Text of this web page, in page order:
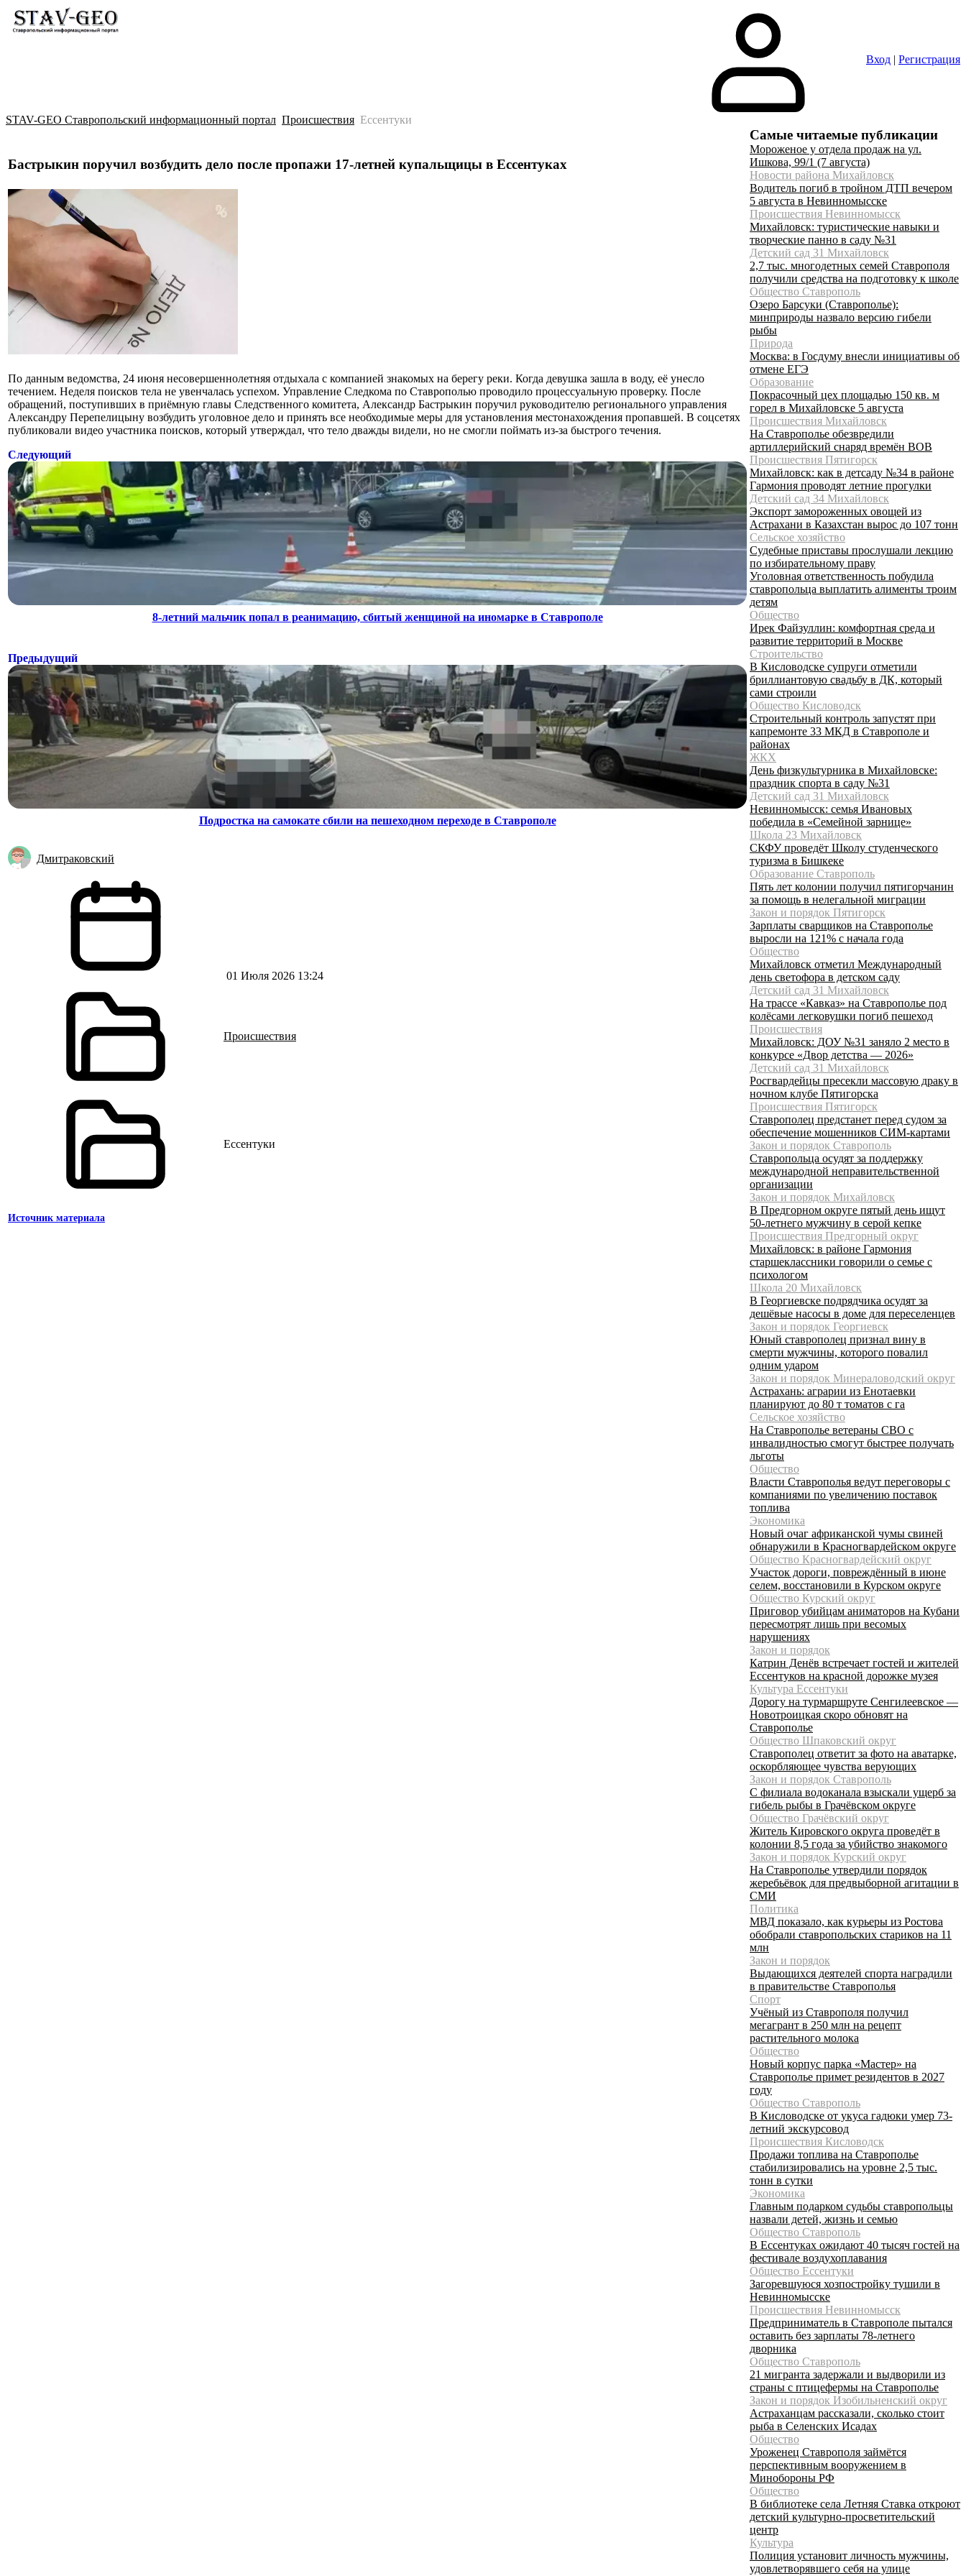
Вход | Регистрация
STAV-GEO Ставропольский информационный портал Происшествия Ессентуки
Бастрыкин поручил возбудить дело после пропажи 17-летней купальщицы в Ессентуках
По данным ведомства, 24 июня несовершеннолетняя отдыхала с компанией знакомых на берегу реки. Когда девушка зашла в воду, её унесло
течением. Неделя поисков тела не увенчалась успехом. Управление Следкома по Ставрополью проводило процессуальную проверку. После
обращений, поступивших в приёмную главы Следственного комитета, Александр Бастрыкин поручил руководителю регионального управления
Александру Перепелицыну возбудить уголовное дело и принять все необходимые меры для установления местонахождения пропавшей. В соцсетях
публиковали видео участника поисков, который утверждал, что тело дважды видели, но не смогли поймать из-за быстрого течения.
Следующий
8-летний мальчик попал в реанимацию, сбитый женщиной на иномарке в Ставрополе
Предыдущий
Подростка на самокате сбили на пешеходном переходе в Ставрополе
Дмитраковский
01 Июля 2026 13:24
Происшествия
Ессентуки
Источник материала
Самые читаемые публикации
Мороженое у отдела продаж на ул.
Ишкова, 99/1 (7 августа)
Новости района Михайловск
Водитель погиб в тройном ДТП вечером
5 августа в Невинномысске
Происшествия Невинномысск
Михайловск: туристические навыки и
творческие панно в саду №31
Детский сад 31 Михайловск
2,7 тыс. многодетных семей Ставрополя
получили средства на подготовку к школе
Общество Ставрополь
Озеро Барсуки (Ставрополье):
минприроды назвало версию гибели
рыбы
Природа
Москва: в Госдуму внесли инициативы об
отмене ЕГЭ
Образование
Покрасочный цех площадью 150 кв. м
горел в Михайловске 5 августа
Происшествия Михайловск
На Ставрополье обезвредили
артиллерийский снаряд времён ВОВ
Происшествия Пятигорск
Михайловск: как в детсаду №34 в районе
Гармония проводят летние прогулки
Детский сад 34 Михайловск
Экспорт замороженных овощей из
Астрахани в Казахстан вырос до 107 тонн
Сельское хозяйство
Судебные приставы прослушали лекцию
по избирательному праву
Уголовная ответственность побудила
ставропольца выплатить алименты троим
детям
Общество
Ирек Файзуллин: комфортная среда и
развитие территорий в Москве
Строительство
В Кисловодске супруги отметили
бриллиантовую свадьбу в ДК, который
сами строили
Общество Кисловодск
Строительный контроль запустят при
капремонте 33 МКД в Ставрополе и
районах
ЖКХ
День физкультурника в Михайловске:
праздник спорта в саду №31
Детский сад 31 Михайловск
Невинномысск: семья Ивановых
победила в «Семейной зарнице»
Школа 23 Михайловск
СКФУ проведёт Школу студенческого
туризма в Бишкеке
Образование Ставрополь
Пять лет колонии получил пятигорчанин
за помощь в нелегальной миграции
Закон и порядок Пятигорск
Зарплаты сварщиков на Ставрополье
выросли на 121% с начала года
Общество
Михайловск отметил Международный
день светофора в детском саду
Детский сад 31 Михайловск
На трассе «Кавказ» на Ставрополье под
колёсами легковушки погиб пешеход
Происшествия
Михайловск: ДОУ №31 заняло 2 место в
конкурсе «Двор детства — 2026»
Детский сад 31 Михайловск
Росгвардейцы пресекли массовую драку в
ночном клубе Пятигорска
Происшествия Пятигорск
Ставрополец предстанет перед судом за
обеспечение мошенников СИМ-картами
Закон и порядок Ставрополь
Ставропольца осудят за поддержку
международной неправительственной
организации
Закон и порядок Михайловск
В Предгорном округе пятый день ищут
50-летнего мужчину в серой кепке
Происшествия Предгорный округ
Михайловск: в районе Гармония
старшеклассники говорили о семье с
психологом
Школа 20 Михайловск
В Георгиевске подрядчика осудят за
дешёвые насосы в доме для переселенцев
Закон и порядок Георгиевск
Юный ставрополец признал вину в
смерти мужчины, которого повалил
одним ударом
Закон и порядок Минераловодский округ
Астрахань: аграрии из Енотаевки
планируют до 80 т томатов с га
Сельское хозяйство
На Ставрополье ветераны СВО с
инвалидностью смогут быстрее получать
льготы
Общество
Власти Ставрополья ведут переговоры с
компаниями по увеличению поставок
топлива
Экономика
Новый очаг африканской чумы свиней
обнаружили в Красногвардейском округе
Общество Красногвардейский округ
Участок дороги, повреждённый в июне
селем, восстановили в Курском округе
Общество Курский округ
Приговор убийцам аниматоров на Кубани
пересмотрят лишь при весомых
нарушениях
Закон и порядок
Катрин Денёв встречает гостей и жителей
Ессентуков на красной дорожке музея
Культура Ессентуки
Дорогу на турмаршруте Сенгилеевское —
Новотроицкая скоро обновят на
Ставрополье
Общество Шпаковский округ
Ставрополец ответит за фото на аватарке,
оскорбляющее чувства верующих
Закон и порядок Ставрополь
С филиала водоканала взыскали ущерб за
гибель рыбы в Грачёвском округе
Общество Грачёвский округ
Житель Кировского округа проведёт в
колонии 8,5 года за убийство знакомого
Закон и порядок Курский округ
На Ставрополье утвердили порядок
жеребьёвок для предвыборной агитации в
СМИ
Политика
МВД показало, как курьеры из Ростова
обобрали ставропольских стариков на 11
млн
Закон и порядок
Выдающихся деятелей спорта наградили
в правительстве Ставрополья
Спорт
Учёный из Ставрополя получил
мегагрант в 250 млн на рецепт
растительного молока
Общество
Новый корпус парка «Мастер» на
Ставрополье примет резидентов в 2027
году
Общество Ставрополь
В Кисловодске от укуса гадюки умер 73-
летний экскурсовод
Происшествия Кисловодск
Продажи топлива на Ставрополье
стабилизировались на уровне 2,5 тыс.
тонн в сутки
Экономика
Главным подарком судьбы ставропольцы
назвали детей, жизнь и семью
Общество Ставрополь
В Ессентуках ожидают 40 тысяч гостей на
фестивале воздухоплавания
Общество Ессентуки
Загоревшуюся хозпостройку тушили в
Невинномысске
Происшествия Невинномысск
Предприниматель в Ставрополе пытался
оставить без зарплаты 78-летнего
дворника
Общество Ставрополь
21 мигранта задержали и выдворили из
страны с птицефермы на Ставрополье
Закон и порядок Изобильненский округ
Астраханцам рассказали, сколько стоит
рыба в Селенских Исадах
Общество
Уроженец Ставрополя займётся
перспективным вооружением в
Минобороны РФ
Общество
В библиотеке села Летняя Ставка откроют
детский культурно-просветительский
центр
Культура
Полиция установит личность мужчины,
удовлетворявшего себя на улице